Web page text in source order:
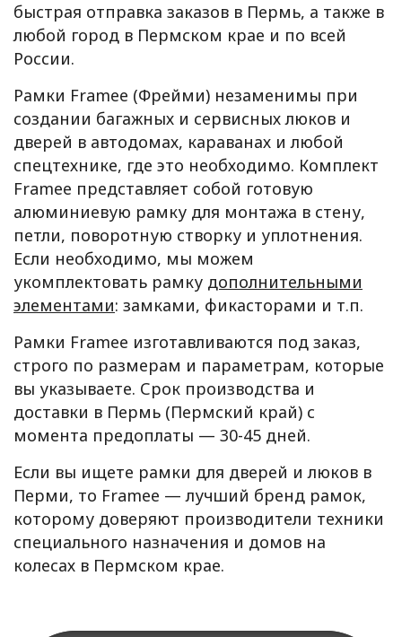
быстрая отправка заказов в Пермь, а также в
любой город в Пермском крае и по всей
России.
Рамки Framee (Фрейми) незаменимы при
создании багажных и сервисных люков и
дверей в автодомах, караванах и любой
спецтехнике, где это необходимо. Комплект
Framee представляет собой готовую
алюминиевую рамку для монтажа в стену,
петли, поворотную створку и уплотнения.
Если необходимо, мы можем
укомплектовать рамку дополнительными
элементами: замками, фикасторами и т.п.
Рамки Framee изготавливаются под заказ,
строго по размерам и параметрам, которые
вы указываете. Срок производства и
доставки в Пермь (Пермский край) с
момента предоплаты — 30-45 дней.
Если вы ищете рамки для дверей и люков в
Перми, то Framee — лучший бренд рамок,
которому доверяют производители техники
специального назначения и домов на
колесах в Пермском крае.